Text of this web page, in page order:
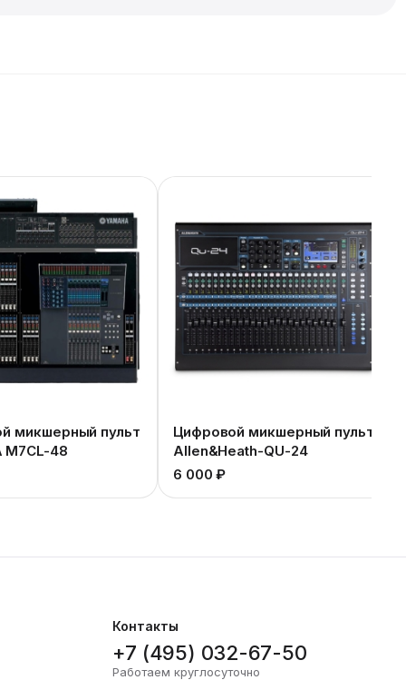
микшерный пульт
M7CL-48
Цифровой микшерный пульт
Allen&Heath-QU-24
6 000 ₽
Контакты
+7 (495) 032-67-50
Работаем круглосуточно